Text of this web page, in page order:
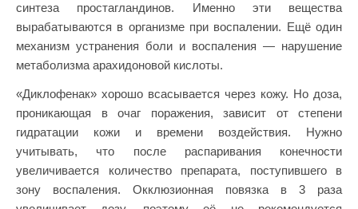
синтеза простагландинов. Именно эти вещества
вырабатываются в организме при воспалении. Ещё один
механизм устранения боли и воспаления — нарушение
метаболизма арахидоновой кислоты.
«Диклофенак» хорошо всасывается через кожу. Но доза,
проникающая в очаг поражения, зависит от степени
гидратации кожи и времени воздействия. Нужно
учитывать, что после распаривания конечности
увеличивается количество препарата, поступившего в
зону воспаления. Окклюзионная повязка в 3 раза